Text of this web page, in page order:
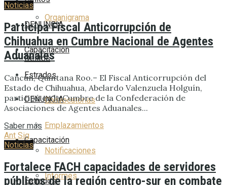
Organigrama
Delitos
DENUNCIA
Capacitación
Estrados
DENUNCIA
Capacitación
Estrados
Convocatorias
Emplazamientos
Notificaciones
Informes
Noticias
Participa Fiscal Anticorrupción de
Chihuahua en Cumbre Nacional de Agentes
Aduanales
Cancún, Quintana Roo.– El Fiscal Anticorrupción del
Estado de Chihuahua, Abelardo Valenzuela Holguín,
participó en la Cumbre de la Confederación de
Asociaciones de Agentes Aduanales...
Saber más
Ant Sig
Noticias
Fortalece FACH capacidades de servidores
públicos de la región centro-sur en combate